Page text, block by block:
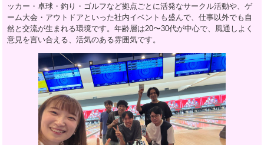
ッカー・卓球・釣り・ゴルフなど拠点ごとに活発なサークル活動や、ゲ
ーム大会・アウトドアといった社内イベントも盛んで、仕事以外でも自
然と交流が生まれる環境です。年齢層は20〜30代が中心で、風通しよく
意見を言い合える、活気のある雰囲気です。